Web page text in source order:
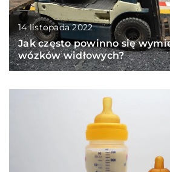
14 listopada 2022
Jak często powinno się
wózków widłowych?